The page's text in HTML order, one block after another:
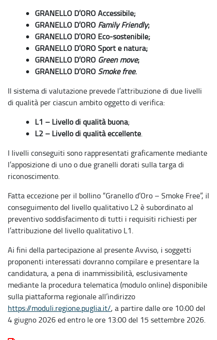
GRANELLO D’ORO Accessibile;
GRANELLO D’ORO Family Friendly;
GRANELLO D’ORO Eco-sostenibile;
GRANELLO D’ORO Sport e natura;
GRANELLO D’ORO Green move;
GRANELLO D’ORO Smoke free.
Il sistema di valutazione prevede l’attribuzione di due livelli
di qualità per ciascun ambito oggetto di verifica:
L1 – Livello di qualità buona;
L2 – Livello di qualità eccellente.
I livelli conseguiti sono rappresentati graficamente mediante
l’apposizione di uno o due granelli dorati sulla targa di
riconoscimento.
Fatta eccezione per il bollino “Granello d’Oro – Smoke Free”, il
conseguimento del livello qualitativo L2 è subordinato al
preventivo soddisfacimento di tutti i requisiti richiesti per
l’attribuzione del livello qualitativo L1.
Ai fini della partecipazione al presente Avviso, i soggetti
proponenti interessati dovranno compilare e presentare la
candidatura, a pena di inammissibilità, esclusivamente
mediante la procedura telematica (modulo online) disponibile
sulla piattaforma regionale all’indirizzo
https://moduli.regione.puglia.it/, a partire dalle ore 10:00 del
4 giugno 2026 ed entro le ore 13:00 del 15 settembre 2026.